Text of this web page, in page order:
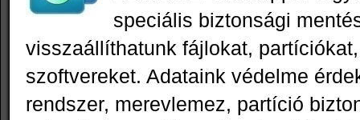
speciális biztonsági
visszaállíthatunk fájlokat,
szoftvereket. Adataink védelme
rendszer, merevlemez, partíció